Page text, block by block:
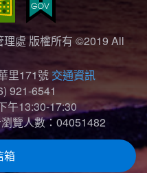
處 版權所有 ©2019 All
里171號 交通資訊
921-6541
午13:30-17:30
覽人數：04051482
箱